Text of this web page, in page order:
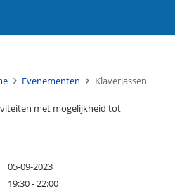
Evenementen Klaverjassen
met mogelijkheid tot
05-09-2023
19:30 - 22:00